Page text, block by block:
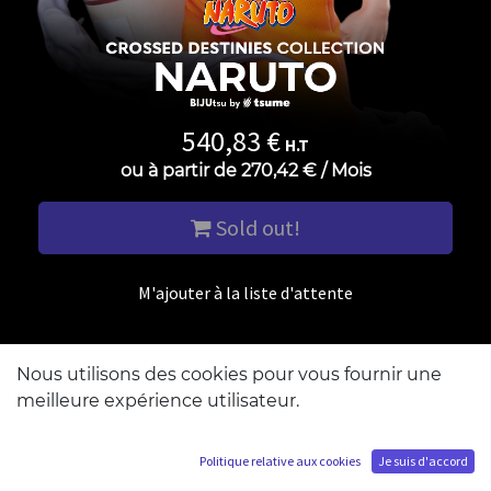
540,83 € H.T
ou à partir de 270,42€ / Mois
Sold out!
M'ajouter à la liste d'attente
Nous utilisons des cookies pour vous fournir une
meilleure expérience utilisateur.
Politique relative aux cookies Je suis d'accord